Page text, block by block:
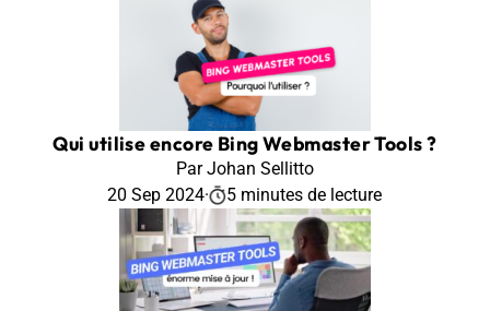
Qui utilise encore Bing Webmaster Tools ?
Par Johan Sellitto
20 Sep 2024· 5 minutes de lecture